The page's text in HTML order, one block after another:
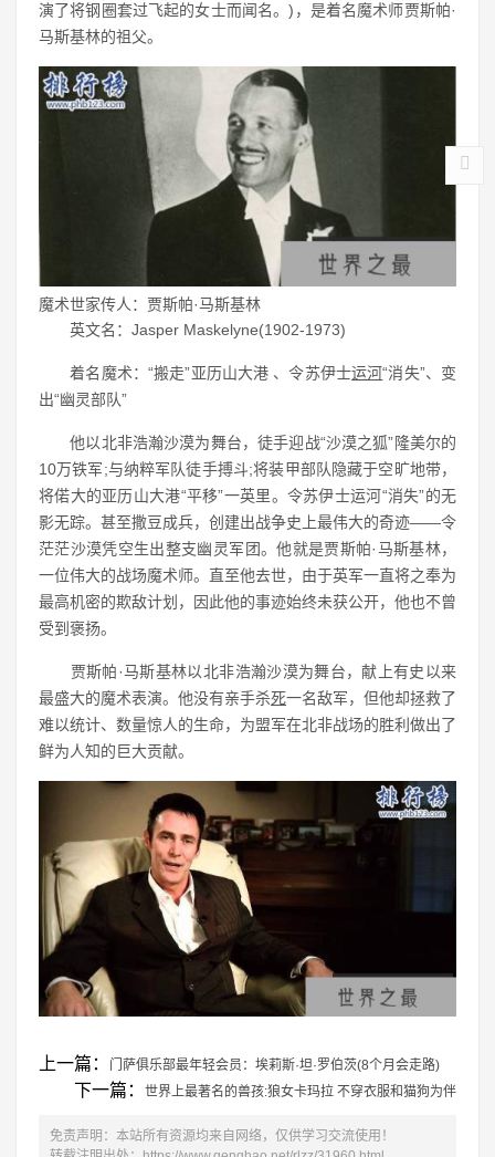
演了将钢圈套过飞起的女士而闻名。)，是着名魔术师贾斯帕·
马斯基林的祖父。
魔术世家传人：贾斯帕·马斯基林
英文名：Jasper Maskelyne(1902-1973)
着名魔术：“搬走”亚历山大港 、令苏伊士运河“消失”、变
出“幽灵部队”
他以北非浩瀚沙漠为舞台，徒手迎战“沙漠之狐”隆美尔的
10万铁军;与纳粹军队徒手搏斗;将装甲部队隐藏于空旷地带，
将偌大的亚历山大港“平移”一英里。令苏伊士运河“消失”的无
影无踪。甚至撒豆成兵，创建出战争史上最伟大的奇迹——令
茫茫沙漠凭空生出整支幽灵军团。他就是贾斯帕·马斯基林，
一位伟大的战场魔术师。直至他去世，由于英军一直将之奉为
最高机密的欺敌计划，因此他的事迹始终未获公开，他也不曾
受到褒扬。
贾斯帕·马斯基林以北非浩瀚沙漠为舞台，献上有史以来
最盛大的魔术表演。他没有亲手杀死一名敌军，但他却拯救了
难以统计、数量惊人的生命，为盟军在北非战场的胜利做出了
鲜为人知的巨大贡献。
上一篇： 门萨俱乐部最年轻会员：埃莉斯·坦·罗伯茨(8个月会走路)
下一篇： 世界上最著名的兽孩:狼女卡玛拉 不穿衣服和猫狗为伴
免责声明：本站所有资源均来自网络，仅供学习交流使用！